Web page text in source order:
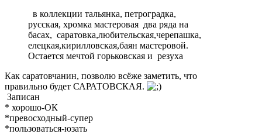
в коллекции тальянка, петроградка,
русская, хромка мастеровая два ряда на
басах, саратовка,любительская,черепашка,
елецкая,кирилловская,баян мастеровой.
Остается мечтой горьковская и резуха
Как саратовчанин, позволю всёже заметить, что
правильно будет САРАТОВСКАЯ.
Записан
* хорошо-ОК
*превосходный-супер
*пользоваться-юзать